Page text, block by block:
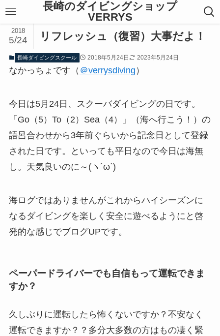
長崎のダイビングショップ
VERRYS
リフレッシュ（復習）大事だよ！
2018
5/24
長崎ダイビングスクール 2018年5月24日 2023年5月24日
なかっちょです（ ＠verrysdiving ）
今日は5月24日、スクーバダイビングの日です。
「Go（5）To（2）Sea（4）」（海へ行こう！）の
語呂合わせから3年前ぐらいから記念日として登録
された日です。といっても平日なので今日は海無
し。天気良いのに～(ヽ´ω`)
海ログではありませんがこれからハイシーズンに
なるダイビングを楽しく安全に遊べるようにと啓
発的な感じでブログUPです。
ペーパードライバーでも自信もって運転できま
すか？
久しぶりに運転したら怖くないですか？不安なく
運転できますか？？多分大多数の方はもの凄く緊